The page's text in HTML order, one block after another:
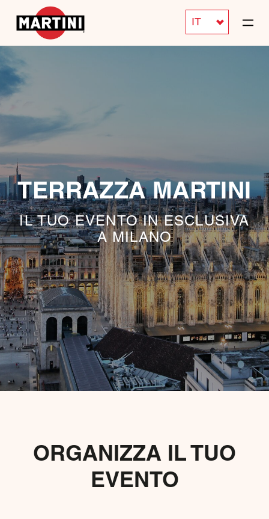
IT
TERRAZZA MARTINI
IL TUO EVENTO IN ESCLUSIVA
A MILANO
ORGANIZZA IL TUO
EVENTO